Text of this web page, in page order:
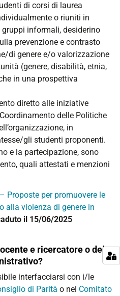
di corsi di laurea
o riuniti in
informali, desiderino
prevenzione e contrasto
di genere e/o valorizzazione
(genere, disabilità, etnia,
in una prospettiva
diretto alle iniziative
delle Politiche
in
gli studenti proponenti.
e la partecipazione, sono
quali attestati e menzioni
– Proposte per promuovere le
alla violenza di genere in
il 15/06/2025
e ricercatore o del
interfacciarsi con i/le
di Parità o nel Comitato